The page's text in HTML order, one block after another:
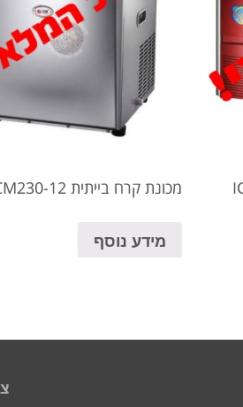
מכונת קרח בייתית ICM230-12
מידע נוסף